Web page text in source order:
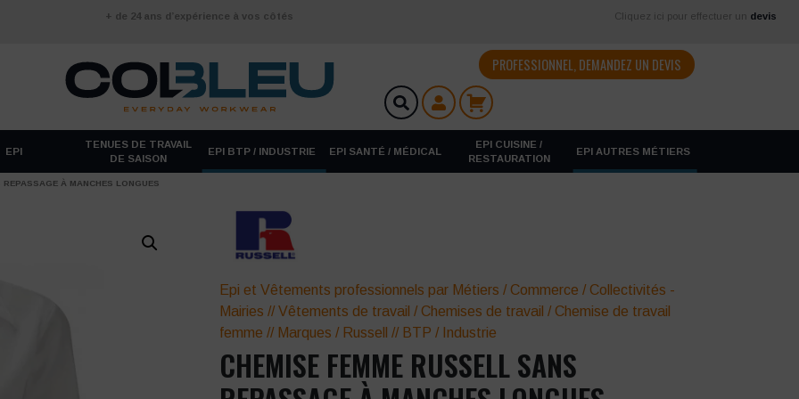
+ de 24 ans d’expérience à vos côtés Cliquez ici pour effectuer un devis
PROFESSIONNEL, DEMANDEZ UN DEVIS
EPI
TENUES DE TRAVAIL
DE SAISON
EPI BTP / INDUSTRIE EPI SANTÉ / MÉDICAL
EPI CUISINE /
RESTAURATION
EPI AUTRES MÉTIERS
À MANCHES LONGUES
Epi et Vêtements professionnels par Métiers / Commerce / Collectivités -
Mairies //Vêtements de travail / Chemises de travail / Chemise de travail
femme // Marques / Russell // BTP / Industrie
CHEMISE FEMME RUSSELL SANS